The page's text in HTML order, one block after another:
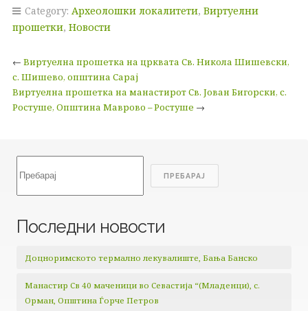
Category: Археолошки локалитети, Виртуелни
прошетки, Новости
← Виртуелна прошетка на црквата Св. Никола Шишевски,
с. Шишево, општина Сарај
Виртуелна прошетка на манастирот Св. Јован Бигорски, с.
Ростуше, Општина Маврово – Ростуше →
ПРЕБАРАЈ
Последни новости
Доцноримското термално лекувалиште, Бања Банско
Манастир Св 40 маченици во Севастија “(Младенци), с.
Орман, Општина Ѓорче Петров